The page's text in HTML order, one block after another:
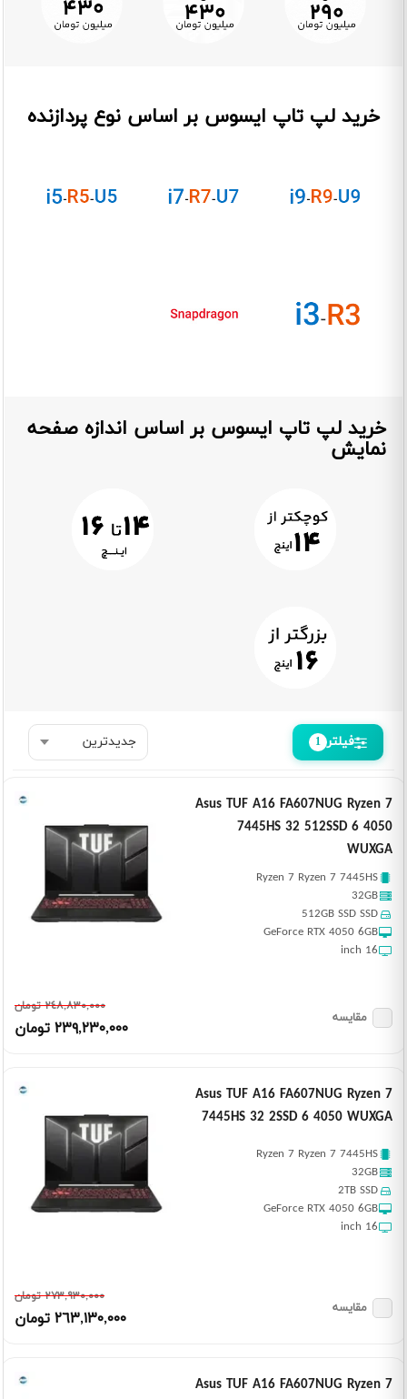
خرید لپ تاپ ایسوس بر اساس نوع پردازنده
خرید لپ تاپ ایسوس بر اساس اندازه صفحه
نمایش
فیلتر 1
Asus TUF A16 FA607NUG Ryzen 7
7445HS 32 512SSD 6 4050
WUXGA
Ryzen 7 Ryzen 7 7445HS
32GB
512GB SSD SSD
GeForce RTX 4050 6GB
16 inch
٢٤٨,٨٣٠,٠٠٠ تومان
٢٣٩,٢٣٠,٠٠٠ تومان
مقایسه
Asus TUF A16 FA607NUG Ryzen 7
7445HS 32 2SSD 6 4050 WUXGA
Ryzen 7 Ryzen 7 7445HS
32GB
2TB SSD
GeForce RTX 4050 6GB
16 inch
٢٧٣,٩٣٠,٠٠٠ تومان
٢٦٣,١٣٠,٠٠٠ تومان
مقایسه
Asus TUF A16 FA607NUG Ryzen 7